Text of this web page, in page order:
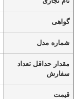
گواهی
شماره مدل
مقدار حداقل تعداد
سفارش
قیمت